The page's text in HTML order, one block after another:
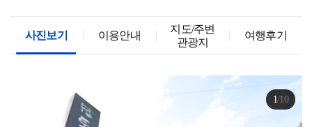
사진보기 이용안내
지도/주변
관광지
여행후기
1/10